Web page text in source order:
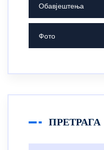
Обавјештења
Фото
ПРЕТРАГА